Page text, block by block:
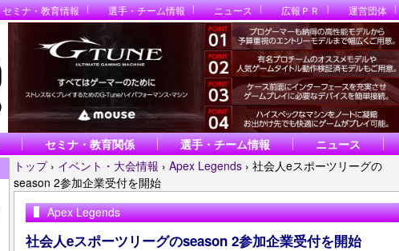
セミナ・教育情報 選手・チーム情報 ニュース 広報ＰＲ 運営団体
セミナ・教育関係 選手・チーム情報 ニュース
トップ › イベント・大会情報 › Apex Legends › 社会人eスポーツリーグの
season 2参加企業受付を開始
Apex Legends
社会人eスポーツリーグのseason 2参加企業受付を開始